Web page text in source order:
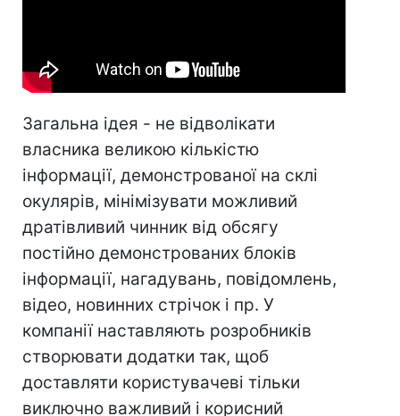
Загальна ідея - не відволікати
власника великою кількістю
інформації, демонстрованої на склі
окулярів, мінімізувати можливий
дратівливий чинник від обсягу
постійно демонстрованих блоків
інформації, нагадувань, повідомлень,
відео, новинних стрічок і пр. У
компанії наставляють розробників
створювати додатки так, щоб
доставляти користувачеві тільки
виключно важливий і корисний